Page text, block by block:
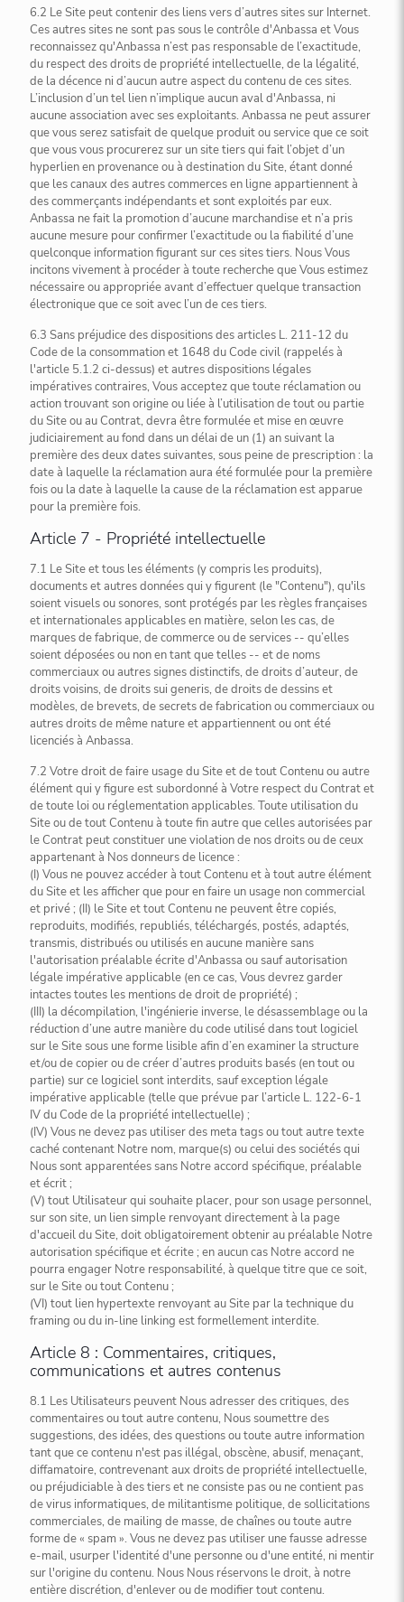
6.2 Le Site peut contenir des liens vers d’autres sites sur Internet.
Ces autres sites ne sont pas sous le contrôle d'Anbassa et Vous
reconnaissez qu'Anbassa n’est pas responsable de l’exactitude,
du respect des droits de propriété intellectuelle, de la légalité,
de la décence ni d’aucun autre aspect du contenu de ces sites.
L’inclusion d’un tel lien n’implique aucun aval d'Anbassa, ni
aucune association avec ses exploitants. Anbassa ne peut assurer
que vous serez satisfait de quelque produit ou service que ce soit
que vous vous procurerez sur un site tiers qui fait l’objet d’un
hyperlien en provenance ou à destination du Site, étant donné
que les canaux des autres commerces en ligne appartiennent à
des commerçants indépendants et sont exploités par eux.
Anbassa ne fait la promotion d’aucune marchandise et n’a pris
aucune mesure pour confirmer l’exactitude ou la fiabilité d’une
quelconque information figurant sur ces sites tiers. Nous Vous
incitons vivement à procéder à toute recherche que Vous estimez
nécessaire ou appropriée avant d’effectuer quelque transaction
électronique que ce soit avec l’un de ces tiers.
6.3 Sans préjudice des dispositions des articles L. 211-12 du
Code de la consommation et 1648 du Code civil (rappelés à
l'article 5.1.2 ci-dessus) et autres dispositions légales
impératives contraires, Vous acceptez que toute réclamation ou
action trouvant son origine ou liée à l’utilisation de tout ou partie
du Site ou au Contrat, devra être formulée et mise en œuvre
judiciairement au fond dans un délai de un (1) an suivant la
première des deux dates suivantes, sous peine de prescription : la
date à laquelle la réclamation aura été formulée pour la première
fois ou la date à laquelle la cause de la réclamation est apparue
pour la première fois.
Article 7 - Propriété intellectuelle
7.1 Le Site et tous les éléments (y compris les produits),
documents et autres données qui y figurent (le "Contenu"), qu'ils
soient visuels ou sonores, sont protégés par les règles françaises
et internationales applicables en matière, selon les cas, de
marques de fabrique, de commerce ou de services -- qu’elles
soient déposées ou non en tant que telles -- et de noms
commerciaux ou autres signes distinctifs, de droits d’auteur, de
droits voisins, de droits sui generis, de droits de dessins et
modèles, de brevets, de secrets de fabrication ou commerciaux ou
autres droits de même nature et appartiennent ou ont été
licenciés à Anbassa.
7.2 Votre droit de faire usage du Site et de tout Contenu ou autre
élément qui y figure est subordonné à Votre respect du Contrat et
de toute loi ou réglementation applicables. Toute utilisation du
Site ou de tout Contenu à toute fin autre que celles autorisées par
le Contrat peut constituer une violation de nos droits ou de ceux
appartenant à Nos donneurs de licence :
(I) Vous ne pouvez accéder à tout Contenu et à tout autre élément
du Site et les afficher que pour en faire un usage non commercial
et privé ; (II) le Site et tout Contenu ne peuvent être copiés,
reproduits, modifiés, republiés, téléchargés, postés, adaptés,
transmis, distribués ou utilisés en aucune manière sans
l'autorisation préalable écrite d'Anbassa ou sauf autorisation
légale impérative applicable (en ce cas, Vous devrez garder
intactes toutes les mentions de droit de propriété) ;
(III) la décompilation, l'ingénierie inverse, le désassemblage ou la
réduction d’une autre manière du code utilisé dans tout logiciel
sur le Site sous une forme lisible afin d’en examiner la structure
et/ou de copier ou de créer d’autres produits basés (en tout ou
partie) sur ce logiciel sont interdits, sauf exception légale
impérative applicable (telle que prévue par l’article L. 122-6-1
IV du Code de la propriété intellectuelle) ;
(IV) Vous ne devez pas utiliser des meta tags ou tout autre texte
caché contenant Notre nom, marque(s) ou celui des sociétés qui
Nous sont apparentées sans Notre accord spécifique, préalable
et écrit ;
(V) tout Utilisateur qui souhaite placer, pour son usage personnel,
sur son site, un lien simple renvoyant directement à la page
d'accueil du Site, doit obligatoirement obtenir au préalable Notre
autorisation spécifique et écrite ; en aucun cas Notre accord ne
pourra engager Notre responsabilité, à quelque titre que ce soit,
sur le Site ou tout Contenu ;
(VI) tout lien hypertexte renvoyant au Site par la technique du
framing ou du in-line linking est formellement interdite.
Article 8 : Commentaires, critiques,
communications et autres contenus
8.1 Les Utilisateurs peuvent Nous adresser des critiques, des
commentaires ou tout autre contenu, Nous soumettre des
suggestions, des idées, des questions ou toute autre information
tant que ce contenu n'est pas illégal, obscène, abusif, menaçant,
diffamatoire, contrevenant aux droits de propriété intellectuelle,
ou préjudiciable à des tiers et ne consiste pas ou ne contient pas
de virus informatiques, de militantisme politique, de sollicitations
commerciales, de mailing de masse, de chaînes ou toute autre
forme de « spam ». Vous ne devez pas utiliser une fausse adresse
e-mail, usurper l'identité d'une personne ou d'une entité, ni mentir
sur l'origine du contenu. Nous Nous réservons le droit, à notre
entière discrétion, d'enlever ou de modifier tout contenu.